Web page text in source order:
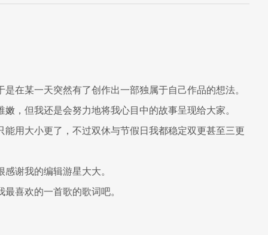
在某一天突然有了创作出一部独属于自己作品的想法。
，但我还是会努力地将我心目中的故事呈现给大家。
用大小更了，不过双休与节假日我都稳定双更甚至三更
谢我的编辑游星大大。
喜欢的一首歌的歌词吧。